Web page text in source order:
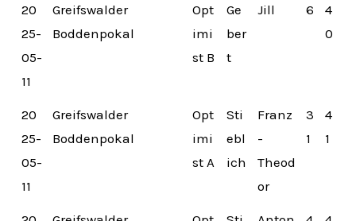
20
25-
05-
11
Greifswalder
Boddenpokal
Opt
imi
st B
Ge
ber
t
Jill 6
4
0
20
25-
05-
11
Greifswalder
Boddenpokal
Opt
imi
st A
Sti
ebl
ich
Franz
-
Theod
or
3
1
4
1